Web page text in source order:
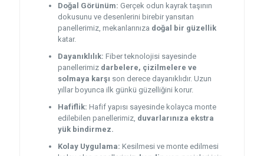
Doğal Görünüm: Gerçek odun kayrak taşının
dokusunu ve desenlerini birebir yansıtan
panellerimiz, mekanlarınıza doğal bir güzellik
katar.
Dayanıklılık: Fiber teknolojisi sayesinde
panellerimiz darbelere, çizilmelere ve
solmaya karşı son derece dayanıklıdır. Uzun
yıllar boyunca ilk günkü güzelliğini korur.
Hafiflik: Hafif yapısı sayesinde kolayca monte
edilebilen panellerimiz, duvarlarınıza ekstra
yük bindirmez.
Kolay Uygulama: Kesilmesi ve monte edilmesi